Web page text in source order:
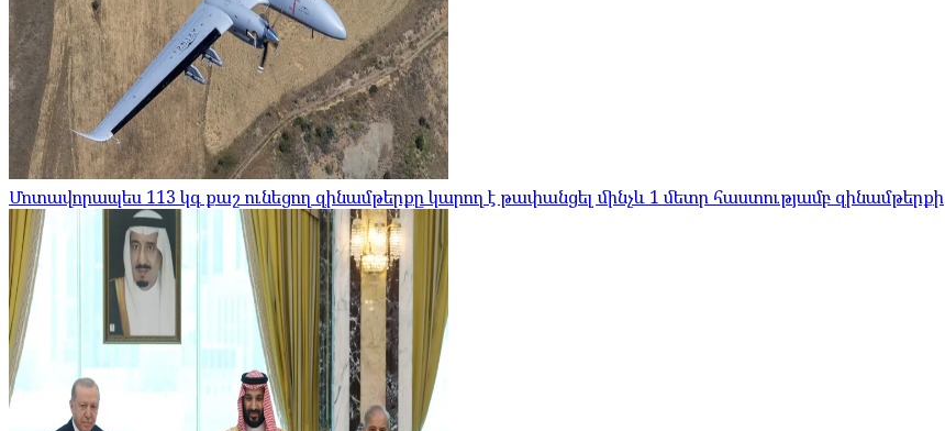
Մոտավորապես 113 կգ քաշ ունեցող զինամթերքը կարող է թափանցել մինչև 1 մետր հաստությամբ զինամթերքի